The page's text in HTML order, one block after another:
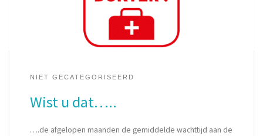
NIET GECATEGORISEERD
Wist u dat…..
….de afgelopen maanden de gemiddelde wachttijd aan de